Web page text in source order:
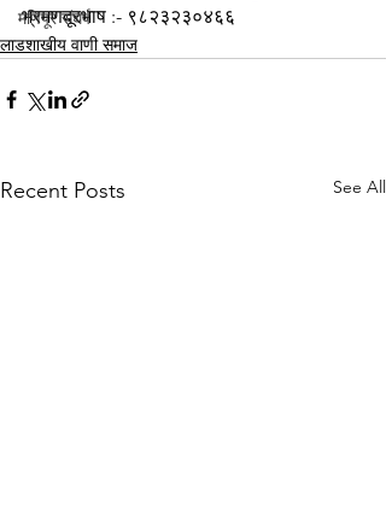
मणिपूर संघर्ष
भ्रमणदूरभाष :- ९८२३२३०४६६
लाडशाखीय वाणी समाज
Recent Posts See All